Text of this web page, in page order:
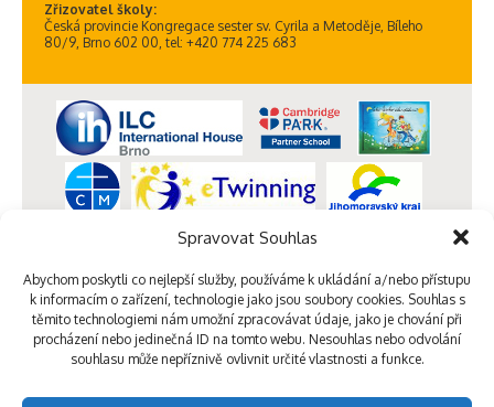
Spravovat Souhlas
Abychom poskytli co nejlepší služby, používáme k ukládání a/nebo přístupu
k informacím o zařízení, technologie jako jsou soubory cookies. Souhlas s
těmito technologiemi nám umožní zpracovávat údaje, jako je chování při
procházení nebo jedinečná ID na tomto webu. Nesouhlas nebo odvolání
souhlasu může nepříznivě ovlivnit určité vlastnosti a funkce.
Zřizovatel školy:
Česká provincie Kongregace sester sv. Cyrila a Metoděje, Bíleho
80/9, Brno 602 00, tel: +420 774 225 683